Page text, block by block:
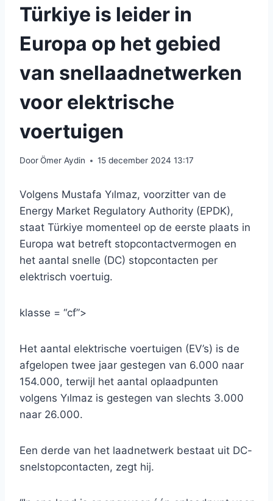
Türkiye is leider in
Europa op het gebied
van snellaadnetwerken
voor elektrische
voertuigen
DoorÖmer Aydin 15 december 2024 13:17
Volgens Mustafa Yılmaz, voorzitter van de
Energy Market Regulatory Authority (EPDK),
staat Türkiye momenteel op de eerste plaats in
Europa wat betreft stopcontactvermogen en
het aantal snelle (DC) stopcontacten per
elektrisch voertuig.
klasse = “cf”>
Het aantal elektrische voertuigen (EV’s) is de
afgelopen twee jaar gestegen van 6.000 naar
154.000, terwijl het aantal oplaadpunten
volgens Yılmaz is gestegen van slechts 3.000
naar 26.000.
Een derde van het laadnetwerk bestaat uit DC-
snelstopcontacten, zegt hij.